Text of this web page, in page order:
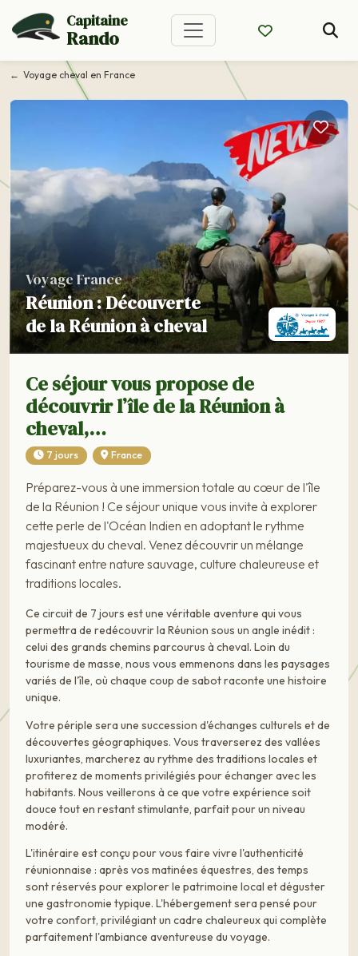
Capitaine
Rando
Voyage cheval en France
Voyage France
Réunion : Découverte
de la Réunion à cheval
Ce séjour vous propose de
découvrir l’île de la Réunion à
cheval,…
7 jours France
Préparez-vous à une immersion totale au cœur de l'île
de la Réunion ! Ce séjour unique vous invite à explorer
cette perle de l'Océan Indien en adoptant le rythme
majestueux du cheval. Venez découvrir un mélange
fascinant entre nature sauvage, culture chaleureuse et
traditions locales.
Ce circuit de 7 jours est une véritable aventure qui vous
permettra de redécouvrir la Réunion sous un angle inédit :
celui des grands chemins parcourus à cheval. Loin du
tourisme de masse, nous vous emmenons dans les paysages
variés de l'île, où chaque coup de sabot raconte une histoire
unique.
Votre périple sera une succession d'échanges culturels et de
découvertes géographiques. Vous traverserez des vallées
luxuriantes, marcherez au rythme des traditions locales et
profiterez de moments privilégiés pour échanger avec les
habitants. Nous veillerons à ce que votre expérience soit
douce tout en restant stimulante, parfait pour un niveau
modéré.
L'itinéraire est conçu pour vous faire vivre l'authenticité
réunionnaise : après vos matinées équestres, des temps
sont réservés pour explorer le patrimoine local et déguster
une gastronomie typique. L'hébergement sera pensé pour
votre confort, privilégiant un cadre chaleureux qui complète
parfaitement l'ambiance aventureuse du voyage.